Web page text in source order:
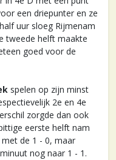
een driepunter en ze
uur sloeg Rijmenam
tweede helft maakte
goed voor de
spelen op zijn minst
2e en 4e
zorgde dan ook
eerste helft nam
de 1 - 0, maar
nog naar 1 - 1.